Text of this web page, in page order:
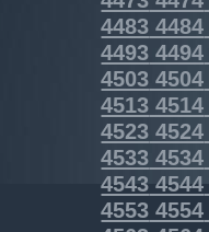
4483 4484
4493 4494
4503 4504
4513 4514
4523 4524
4533 4534
4543 4544
4553 4554